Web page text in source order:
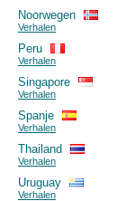
Noorwegen
Verhalen
Peru
Verhalen
Singapore
Verhalen
Spanje
Verhalen
Thailand
Verhalen
Uruguay
Verhalen